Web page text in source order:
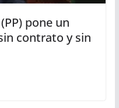
pone un
contrato y sin